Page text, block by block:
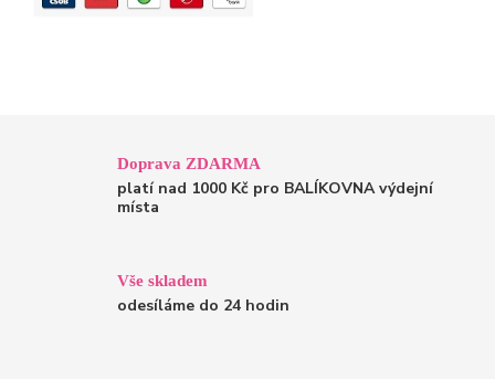
Doprava ZDARMA
platí nad 1000 Kč pro BALÍKOVNA výdejní
místa
Vše skladem
odesíláme do 24 hodin